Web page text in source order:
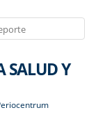
SALUD Y